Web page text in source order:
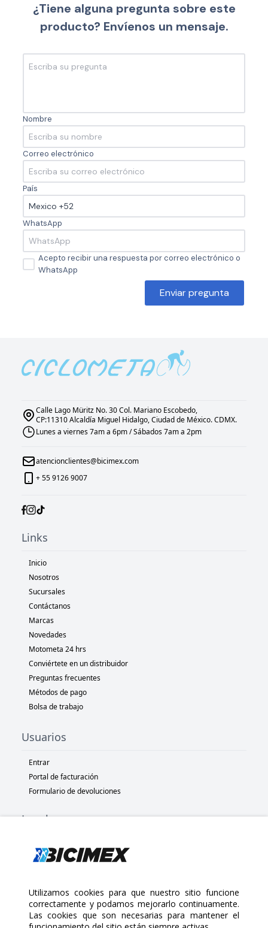
¿Tiene alguna pregunta sobre este
producto? Envíenos un mensaje.
Nombre
Correo electrónico
País
WhatsApp
Acepto recibir una respuesta por correo electrónico o
WhatsApp
Enviar pregunta
Calle Lago Müritz No. 30 Col. Mariano Escobedo,
CP:11310 Alcaldía Miguel Hidalgo, Ciudad de México. CDMX.
Lunes a viernes 7am a 6pm / Sábados 7am a 2pm
atencionclientes@bicimex.com
+ 55 9126 9007
Links
Inicio
Nosotros
Sucursales
Contáctanos
Marcas
Novedades
Motometa 24 hrs
Conviértete en un distribuidor
Preguntas frecuentes
Métodos de pago
Bolsa de trabajo
Usuarios
Entrar
Portal de facturación
Formulario de devoluciones
Legal
Políticas de privacidad
Políticas de devolución
Copyright 2025 Bicimex®. All rights reserved. Today is Domingo,
Utilizamos cookies para que nuestro sitio funcione
correctamente y podamos mejorarlo continuamente.
Las cookies que son necesarias para mantener el